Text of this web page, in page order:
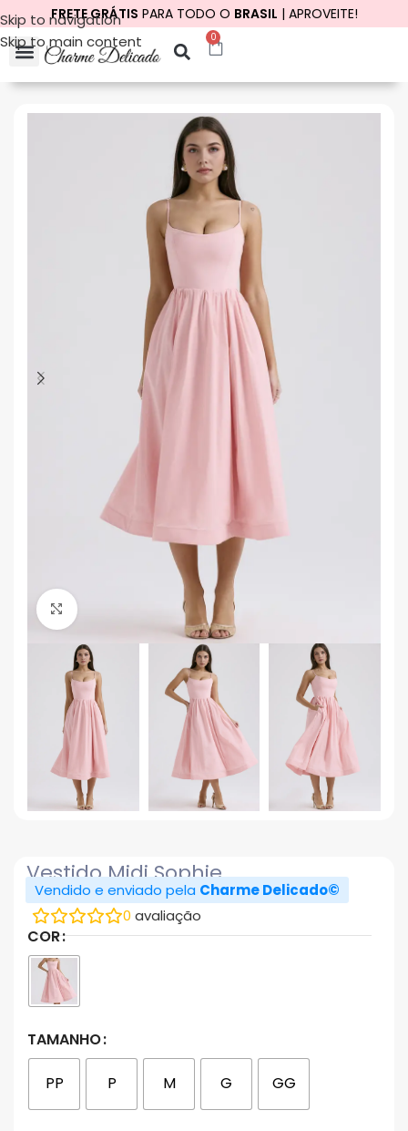
Skip to navigation
Skip to main content
FRETE GRÁTIS PARA TODO O BRASIL | APROVEITE!
0
Click to enlarge
Vestido Midi Sophie
Vendido e enviado pela Charme Delicado©
0 avaliação
COR
TAMANHO
PP P M G GG